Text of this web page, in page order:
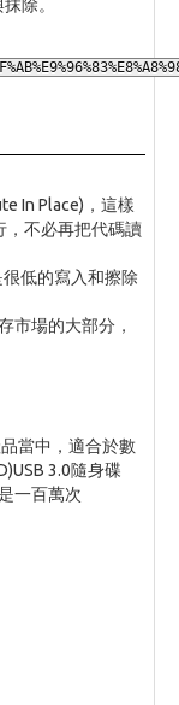
除。
In Place)，這樣
，不必再把代碼讀
低的寫入和擦除
市場的大部分，
當中，適合於數
3.0隨身碟
一百萬次